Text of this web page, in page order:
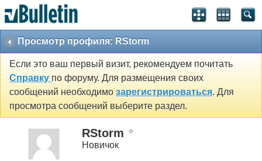
Просмотр профиля: RStorm
Если это ваш первый визит, рекомендуем почитать
Справку по форуму. Для размещения своих
сообщений необходимо зарегистрироваться. Для
просмотра сообщений выберите раздел.
RStorm
Новичок